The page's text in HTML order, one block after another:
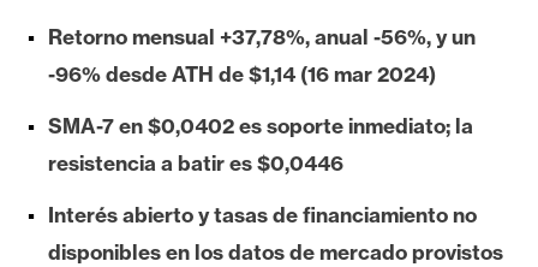
s
N
o
a
s
Retorno mensual +37,78%, anual -56%, y un
-96% desde ATH de $1,14 (16 mar 2024)
SMA-7 en $0,0402 es soporte inmediato; la
resistencia a batir es $0,0446
Interés abierto y tasas de financiamiento no
disponibles en los datos de mercado provistos